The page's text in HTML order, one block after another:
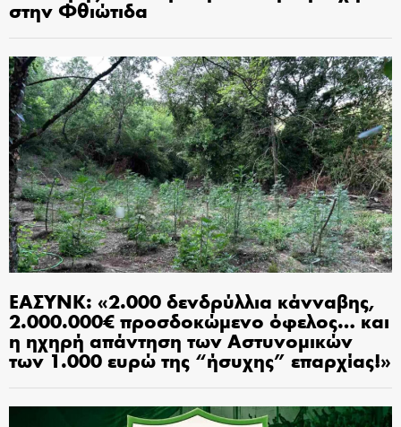
στην Φθιώτιδα
ΕΑΣΥΝΚ: «2.000 δενδρύλλια κάνναβης,
2.000.000€ προσδοκώμενο όφελος… και
η ηχηρή απάντηση των Αστυνομικών
των 1.000 ευρώ της “ήσυχης” επαρχίας!»